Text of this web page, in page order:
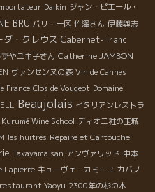
Daikin ジャン・ピエール・
BRU パリ・一区 竹澤さん 伊藤與志
ダ・クレウス Cabernet-Franc
やユキ子さん Catherine JAMBON
ヴァンセンヌの森 Vin de Cannes
France Clos de Vougeot Domaine
Beaujolais イタリアンレストラ
Kurumé Wine School ディオニ社の玉城
les huitres Repaire et Cartouche
Takayama san アンヴァリッド 中本
Lapierre キューヴェ・カミーユ カバノ
restaurant Yaoyu 2300年の杉の木